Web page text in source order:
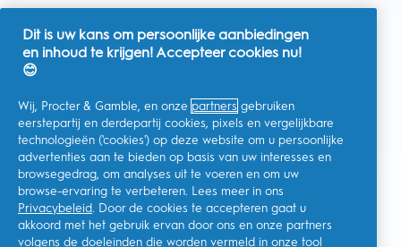
Ik geef toestemming voor het ontvangen van
gepersonaliseerde communicatie met betrekking tot
aanbiedingen, nieuws en andere promotionele initiatieven van
Oral-B en andere
P&G-merken
kan me op elk momentafmelden.
Procter & Gamble, als verwerkingsverantwoordelijke, zal uw
persoonlijke gegevens verwerken zodat u zich bij deze site kunt
registreren en de interactie kunt aangaan met de aangeboden
Dit is uw kans om persoonlijke aanbiedingen
en inhoud te krijgen! Accepteer cookies nu!
😊
Wij, Procter & Gamble, en onze partners gebruiken
eerstepartij en derdepartij cookies, pixels en vergelijkbare
technologieën ('cookies') op deze website om u persoonlijke
advertenties aan te bieden op basis van uw interesses en
browsegedrag, om analyses uit te voeren en om uw
browse-ervaring te verbeteren. Lees meer in ons
Privacybeleid. Door de cookies te accepteren gaat u
akkoord met het gebruik ervan door ons en onze partners
volgens de doeleinden die worden vermeld in onze tool